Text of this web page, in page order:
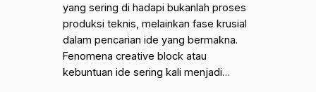
yang sering di hadapi bukanlah proses
produksi teknis, melainkan fase krusial
dalam pencarian ide yang bermakna.
Fenomena creative block atau
kebuntuan ide sering kali menjadi…